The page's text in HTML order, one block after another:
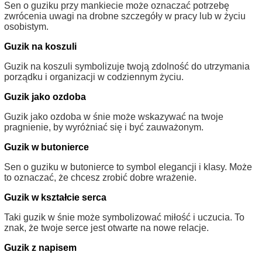
Sen o guziku przy mankiecie może oznaczać potrzebę
zwrócenia uwagi na drobne szczegóły w pracy lub w życiu
osobistym.
Guzik na koszuli
Guzik na koszuli symbolizuje twoją zdolność do utrzymania
porządku i organizacji w codziennym życiu.
Guzik jako ozdoba
Guzik jako ozdoba w śnie może wskazywać na twoje
pragnienie, by wyróżniać się i być zauważonym.
Guzik w butonierce
Sen o guziku w butonierce to symbol elegancji i klasy. Może
to oznaczać, że chcesz zrobić dobre wrażenie.
Guzik w kształcie serca
Taki guzik w śnie może symbolizować miłość i uczucia. To
znak, że twoje serce jest otwarte na nowe relacje.
Guzik z napisem